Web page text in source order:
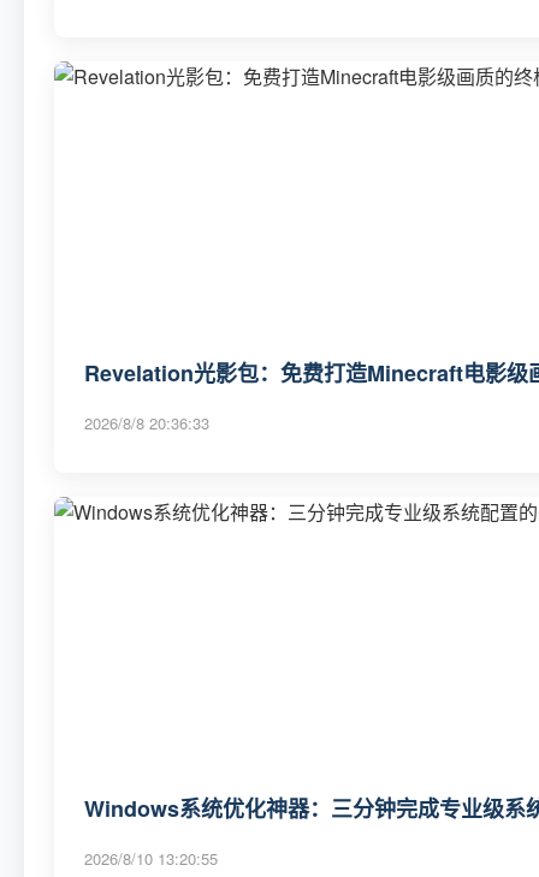
Revelation光影包：免费打造Minecraft电影级
2026/8/8 20:36:33
Windows系统优化神器：三分钟完成专业级系
2026/8/10 13:20:55